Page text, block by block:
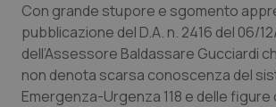
Professionisti Sanitari.AI
Abruzzo
QS Pro Gold
Con grande stupore e sgomento
pubblicazione del D.A. n. 2416 del 06/
dell’Assessore Baldassare Gucciardi
non denota scarsa conoscenza del
Emergenza-Urgenza 118 e delle